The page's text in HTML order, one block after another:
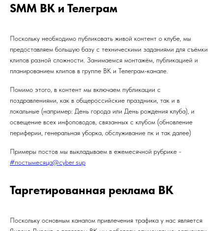
SMM ВК и Телеграм
Поскольку необходимо публиковать живой контент о клубе, мы
предоставляем большую базу с техническими заданиями для съёмки
клипов разной сложности. Занимаемся монтажём, публикацией и
планированием клипов в группе ВК и Телеграм-канале.
Помимо этого, в контент мы включаем публикации с
поздравлениями, как в общероссийские праздники, так и в
локальные (например: День города или День рождения клуба), и
освещение всех инфоповодов, связанных с клубом (обновление
периферии, генеральная уборка, обслуживание пк и так далее)
Примеры постов мы выкладываем в ежемесячной рубрике -
#постымесяца@cyber_sup
Таргетированная реклама ВК
Поскольку основным каналом привлечения трафика у нас является